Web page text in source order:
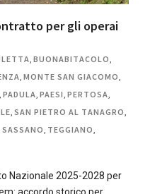
per gli operai
BUONABITACOLO
MONTE SAN GIACOMO
PADULA PAESI PERTOSA
SAN PIETRO AL TANAGRO
SASSANO TEGGIANO
Nazionale 2025-2028 per
accordo storico per